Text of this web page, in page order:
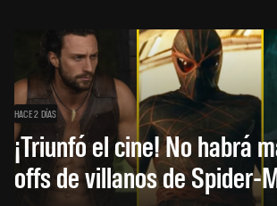
HACE 2 DÍAS
¡Triunfó el cine! No habrá
offs de villanos de Spider-